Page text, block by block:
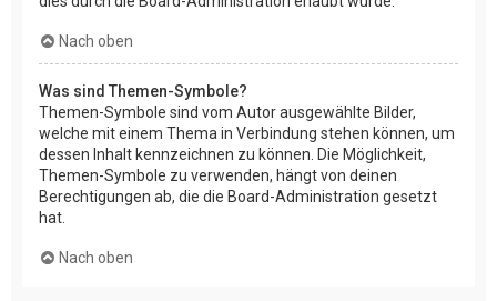
Nach oben
Was sind Themen-Symbole?
Themen-Symbole sind vom Autor ausgewählte Bilder,
welche mit einem Thema in Verbindung stehen können, um
dessen Inhalt kennzeichnen zu können. Die Möglichkeit,
Themen-Symbole zu verwenden, hängt von deinen
Berechtigungen ab, die die Board-Administration gesetzt
hat.
Nach oben